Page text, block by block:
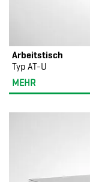
Arbeitstisch
Typ AT-U
MEHR